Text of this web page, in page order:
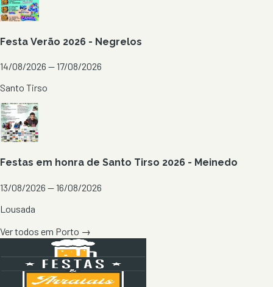
Festa Verão 2026 - Negrelos
14/08/2026 — 17/08/2026
Santo Tirso
Festas em honra de Santo Tirso 2026 - Meinedo
13/08/2026 — 16/08/2026
Lousada
Ver todos em Porto →